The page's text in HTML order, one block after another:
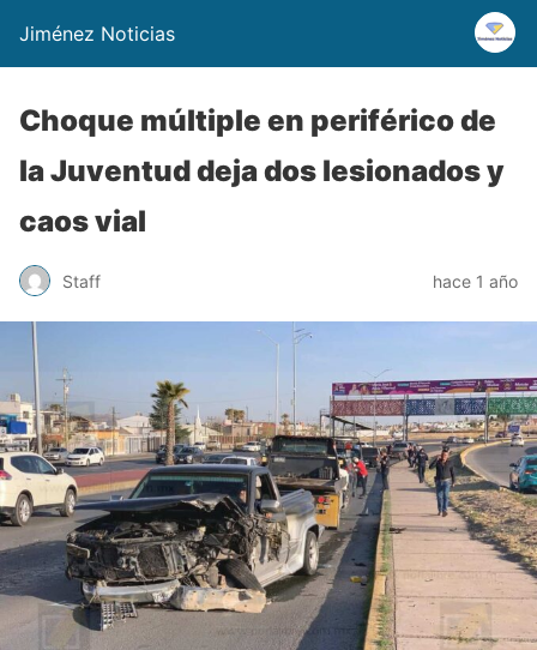
Jiménez Noticias
Choque múltiple en periférico de
la Juventud deja dos lesionados y
caos vial
Staff hace 1 año